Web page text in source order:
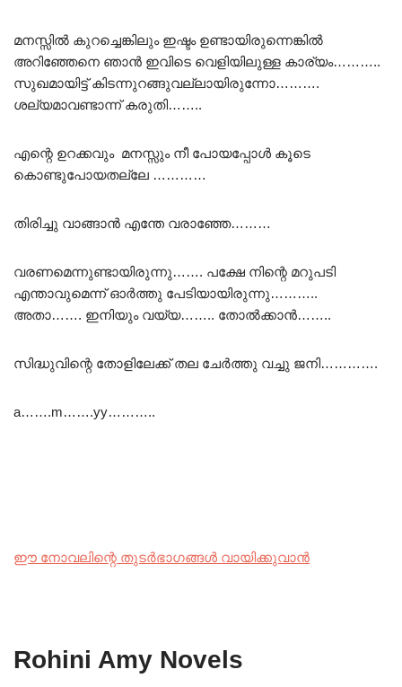
മനസ്സിൽ കുറച്ചെങ്കിലും ഇഷ്ടം ഉണ്ടായിരുന്നെങ്കിൽ
അറിഞ്ഞേനെ ഞാൻ ഇവിടെ വെളിയിലുള്ള കാര്യം………..
സുഖമായിട്ട് കിടന്നുറങ്ങുവല്ലായിരുന്നോ……….
ശല്യമാവണ്ടാന്ന് കരുതി……..
എന്റെ ഉറക്കവും മനസ്സും നീ പോയപ്പോൾ കൂടെ
കൊണ്ടുപോയതല്ലേ …………
തിരിച്ചു വാങ്ങാൻ എന്തേ വരാഞ്ഞേ………
വരണമെന്നുണ്ടായിരുന്നു……. പക്ഷേ നിന്റെ മറുപടി
എന്താവുമെന്ന് ഓർത്തു പേടിയായിരുന്നു………..
അതാ……. ഇനിയും വയ്യ…….. തോൽക്കാൻ……..
സിദ്ധുവിന്റെ തോളിലേക്ക് തല ചേർത്തു വച്ചു ജനി………….
a…….m…….yy………..
ഈ നോവലിന്റെ തുടർഭാഗങ്ങൾ വായിക്കുവാൻ
Rohini Amy Novels